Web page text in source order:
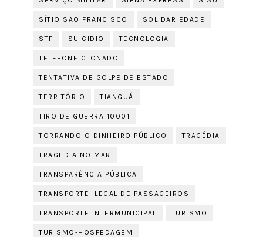
SÍTIO SÃO FRANCISCO SOLIDARIEDADE
STF SUICIDIO TECNOLOGIA
TELEFONE CLONADO
TENTATIVA DE GOLPE DE ESTADO
TERRITÓRIO TIANGUÁ
TIRO DE GUERRA 10001
TORRANDO O DINHEIRO PÚBLICO TRAGÉDIA
TRAGEDIA NO MAR
TRANSPARÊNCIA PÚBLICA
TRANSPORTE ILEGAL DE PASSAGEIROS
TRANSPORTE INTERMUNICIPAL TURISMO
TURISMO-HOSPEDAGEM